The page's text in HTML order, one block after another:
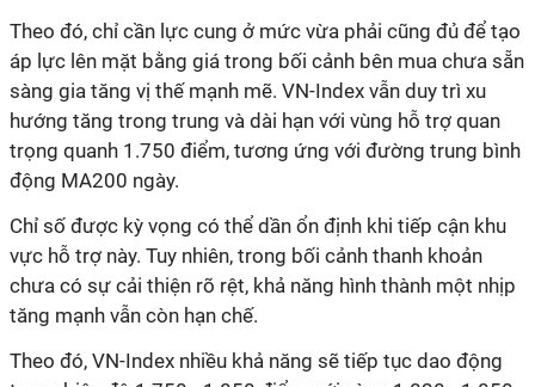
Theo đó, chỉ cần lực cung ở mức vừa phải cũng đủ để tạo
áp lực lên mặt bằng giá trong bối cảnh bên mua chưa sẵn
sàng gia tăng vị thế mạnh mẽ. VN-Index vẫn duy trì xu
hướng tăng trong trung và dài hạn với vùng hỗ trợ quan
trọng quanh 1.750 điểm, tương ứng với đường trung bình
động MA200 ngày.
Chỉ số được kỳ vọng có thể dần ổn định khi tiếp cận khu
vực hỗ trợ này. Tuy nhiên, trong bối cảnh thanh khoản
chưa có sự cải thiện rõ rệt, khả năng hình thành một nhịp
tăng mạnh vẫn còn hạn chế.
Theo đó, VN-Index nhiều khả năng sẽ tiếp tục dao động